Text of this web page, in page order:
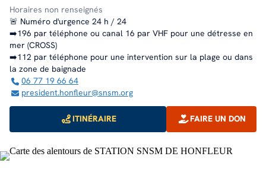
Horaires non renseignés
🚨 Numéro d'urgence 24 h / 24
➡️196 par téléphone ou canal 16 par VHF pour une détresse en
mer (CROSS)
➡️112 par téléphone pour une intervention sur la plage ou dans
la zone de baignade
06 77 19 66 64
president.honfleur@snsm.org
ITINÉRAIRE FAIRE UN DON